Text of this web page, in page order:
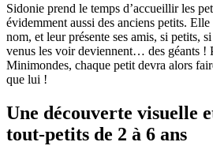
Sidonie prend le temps d’accueillir les
évidemment aussi des anciens petits.
nom, et leur présente ses amis, si petits,
venus les voir deviennent… des géants !
Minimondes, chaque petit devra alors
que lui !
Une découverte visuelle
tout-petits de 2 à 6 ans